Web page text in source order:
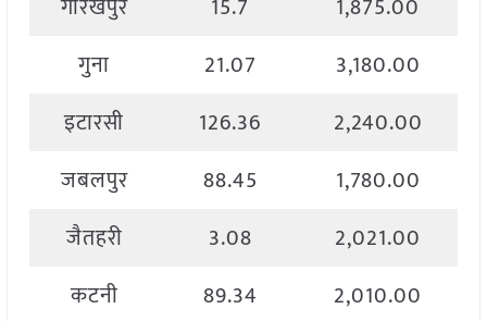
गोरखपुर
15.7
1,875.00
गुना
21.07
3,180.00
इटारसी
126.36
2,240.00
जबलपुर
88.45
1,780.00
जैतहरी
3.08
2,021.00
कटनी
89.34
2,010.00